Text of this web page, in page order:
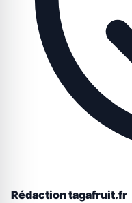
Rédaction tagafruit.fr